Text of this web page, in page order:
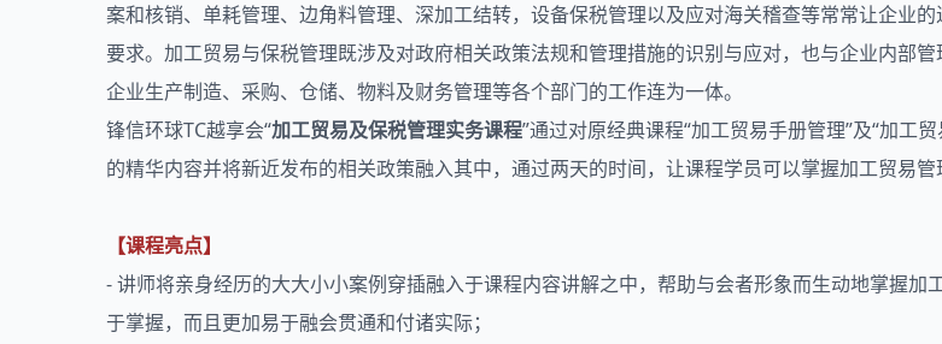
案和核销、单耗管理、边角料管理、深加工结转，设备保税管理以及应对海关稽查等常常让企业
要求。加工贸易与保税管理既涉及对政府相关政策法规和管理措施的识别与应对，也与企业内部
企业生产制造、采购、仓储、物料及财务管理等各个部门的工作连为一体。
锋信环球TC越享会“加工贸易及保税管理实务课程”通过对原经典课程“加工贸易手册管理”及“加工
的精华内容并将新近发布的相关政策融入其中，通过两天的时间，让课程学员可以掌握加工贸易管
【课程亮点】
- 讲师将亲身经历的大大小小案例穿插融入于课程内容讲解之中，帮助与会者形象而生动地掌握
于掌握，而且更加易于融会贯通和付诸实际；